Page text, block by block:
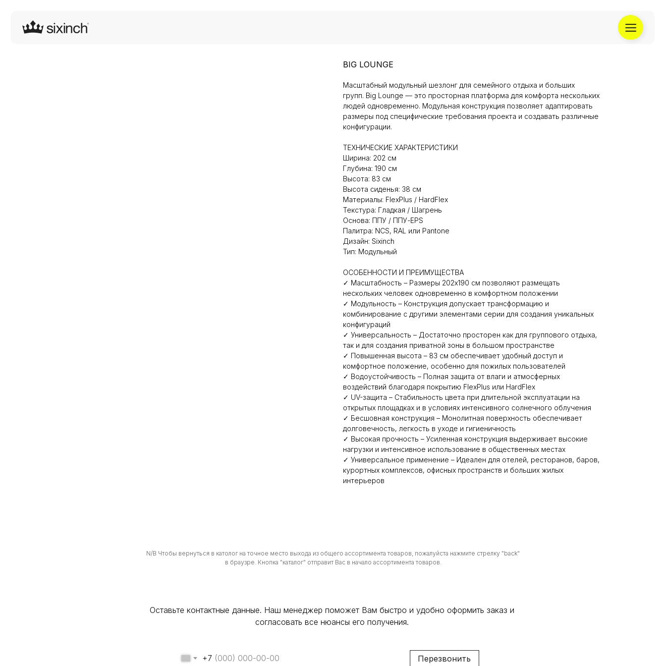
BIG LOUNGE
Масштабный модульный шезлонг для семейного отдыха и больших
групп. Big Lounge — это просторная платформа для комфорта нескольких
людей одновременно. Модульная конструкция позволяет адаптировать
размеры под специфические требования проекта и создавать различные
конфигурации.
ТЕХНИЧЕСКИЕ ХАРАКТЕРИСТИКИ
Ширина: 202 см
Глубина: 190 см
Высота: 83 см
Высота сиденья: 38 см
Материалы: FlexPlus / HardFlex
Текстура: Гладкая / Шагрень
Основа: ППУ / ППУ-EPS
Палитра: NCS, RAL или Pantone
Дизайн: Sixinch
Тип: Модульный
ОСОБЕННОСТИ И ПРЕИМУЩЕСТВА
✓ Масштабность – Размеры 202x190 см позволяют размещать
нескольких человек одновременно в комфортном положении
✓ Модульность – Конструкция допускает трансформацию и
комбинирование с другими элементами серии для создания уникальных
конфигураций
✓ Универсальность – Достаточно просторен как для группового отдыха,
так и для создания приватной зоны в большом пространстве
✓ Повышенная высота – 83 см обеспечивает удобный доступ и
комфортное положение, особенно для пожилых пользователей
✓ Водоустойчивость – Полная защита от влаги и атмосферных
воздействий благодаря покрытию FlexPlus или HardFlex
✓ UV-защита – Стабильность цвета при длительной эксплуатации на
открытых площадках и в условиях интенсивного солнечного облучения
✓ Бесшовная конструкция – Монолитная поверхность обеспечивает
долговечность, легкость в уходе и гигиеничность
✓ Высокая прочность – Усиленная конструкция выдерживает высокие
нагрузки и интенсивное использование в общественных местах
✓ Универсальное применение – Идеален для отелей, ресторанов, баров,
курортных комплексов, офисных пространств и больших жилых
интерьеров
N/B Чтобы вернуться в католог на точное место выхода из общего ассортимента товаров, пожалуйста нажмите стрелку "back"
в браузре. Кнопка "каталог" отправит Вас в начало ассортимента товаров.
+7 Перезвонить
Оставьте контактные данные. Наш менеджер поможет Вам быстро и удобно оформить заказ и
согласовать все нюансы его получения.